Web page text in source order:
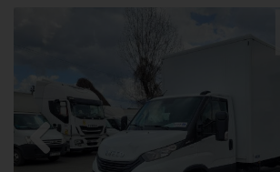
Previous